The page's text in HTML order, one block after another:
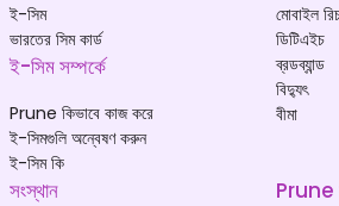
ই-সিম
ভারতের সিম কার্ড
ই-সিম সম্পর্কে
Prune কিভাবে কাজ করে
ই-সিমগুলি অন্বেষণ করুন
ই-সিম কি
মোবাইল
ডিটিএইচ
ব্রডব্যান্ড
বিদ্যুৎ
বীমা
সংস্থান Prune